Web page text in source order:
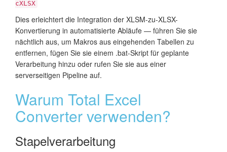
cXLSX
Dies erleichtert die Integration der XLSM-zu-XLSX-
Konvertierung in automatisierte Abläufe — führen Sie sie
nächtlich aus, um Makros aus eingehenden Tabellen zu
entfernen, fügen Sie sie einem .bat-Skript für geplante
Verarbeitung hinzu oder rufen Sie sie aus einer
serverseitigen Pipeline auf.
Warum Total Excel
Converter verwenden?
Stapelverarbeitung